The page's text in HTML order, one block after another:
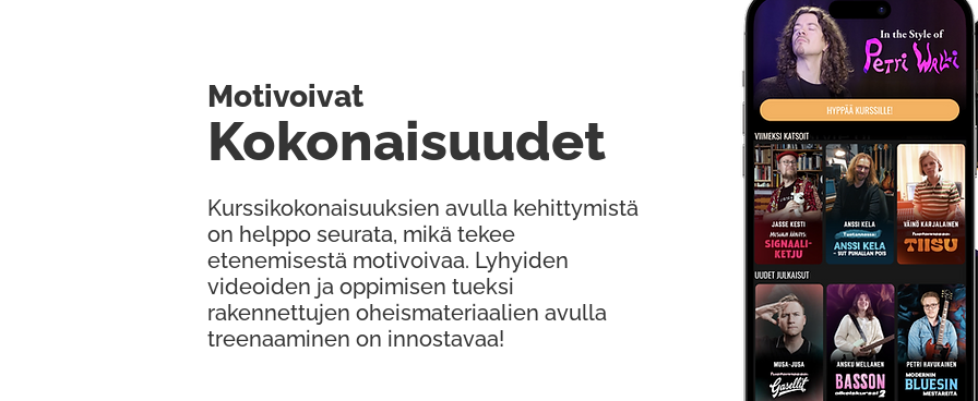
Kurssikokonaisuuksien avulla kehittymistä
on helppo seurata, mikä tekee
etenemisestä motivoivaa. Lyhyiden
videoiden ja oppimisen tueksi
rakennettujen oheismateriaalien avulla
treenaaminen on innostavaa!
Kokonaisuudet
Motivoivat